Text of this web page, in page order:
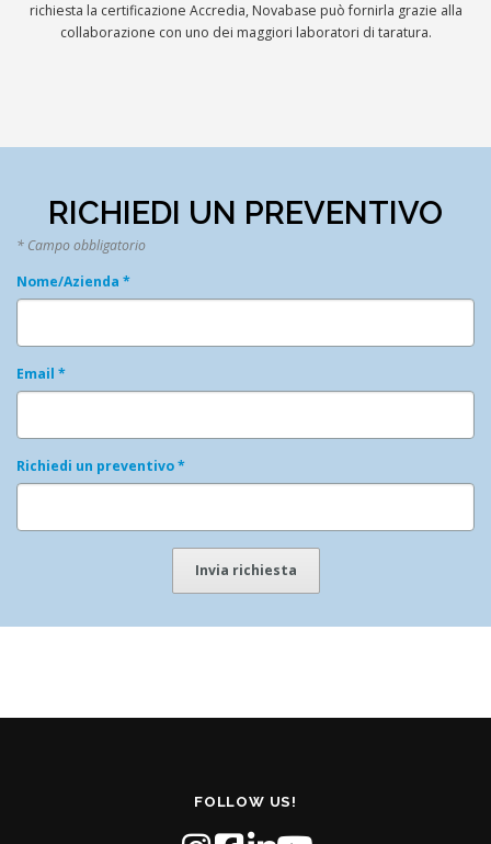
richiesta la certificazione Accredia, Novabase può fornirla grazie alla
collaborazione con uno dei maggiori laboratori di taratura.
RICHIEDI UN PREVENTIVO
* Campo obbligatorio
Nome/Azienda *
Email *
Richiedi un preventivo*
Invia richiesta
FOLLOW US!